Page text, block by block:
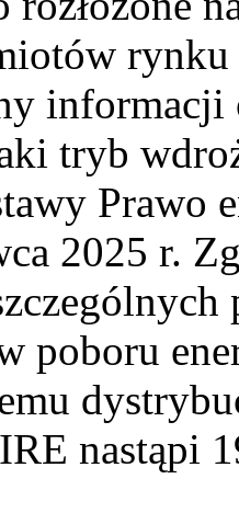
informacji
tryb
Prawo
2025 r.
poboru
nastąpi